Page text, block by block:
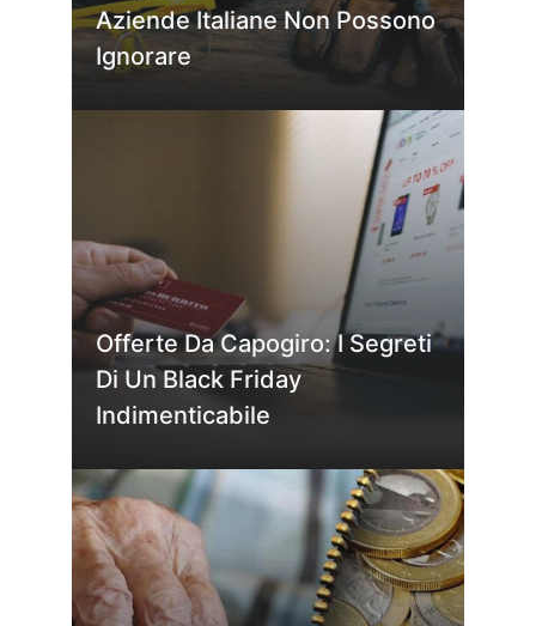
Aziende Italiane Non Possono
Ignorare
Offerte Da Capogiro: I Segreti
Di Un Black Friday
Indimenticabile